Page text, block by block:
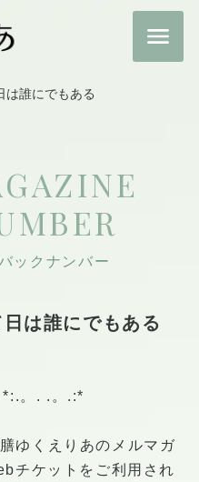
は誰にでもある
ックナンバー
は誰にでもある
*:.。. .。.:*
ゆくえりあのメルマガ
チケットをご利用され